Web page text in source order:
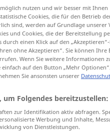
nutzen und wir besser mit Ihnen
Cookies, die für den Betrieb
sind, werden auf Grundlage unserer
und Cookies, die der Bereitstellung
einen Klick auf den
ohne Akzeptieren“. Sie können Ihre
Wenn Sie weitere Informationen
auf den Button „Mehr Optionen“.
Sie ansonsten unserer
Folgendes bereitzustellen:
zur Identifikation aktiv abfragen.
Werbung und Inhalte,
von Dienstleistungen.